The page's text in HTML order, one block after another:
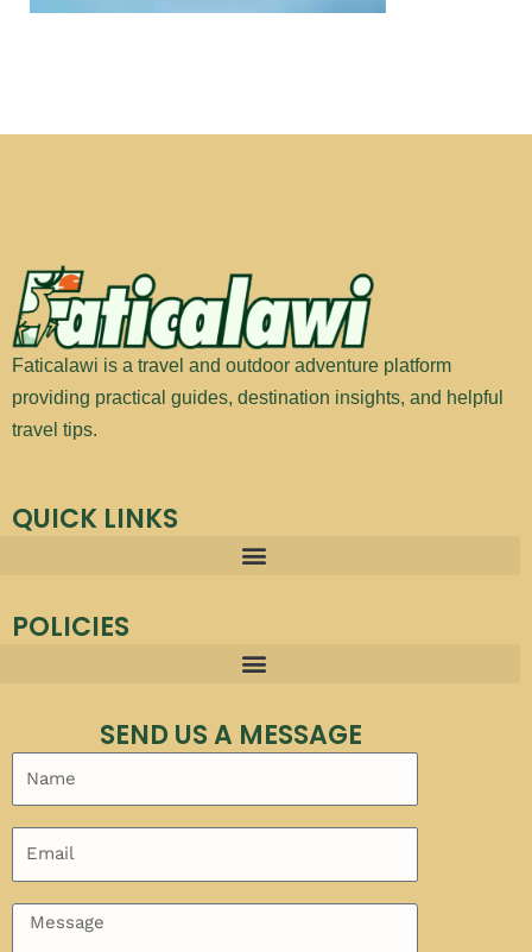
Faticalawi is a travel and outdoor adventure platform
providing practical guides, destination insights, and helpful
travel tips.
QUICK LINKS
POLICIES
SEND US A MESSAGE